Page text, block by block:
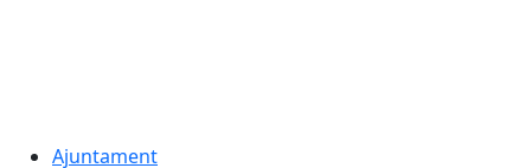
Ajuntament